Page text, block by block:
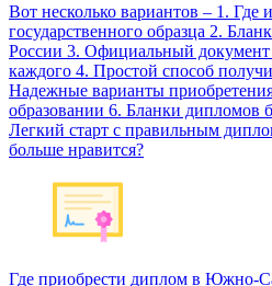
Вот несколько вариантов – 1. Где
государственного образца 2.
России 3. Официальный документ
каждого 4. Простой способ
Надежные варианты
образовании 6. Бланки дипломов
Легкий старт с правильным
больше нравится?
Где приобрести диплом в Южно-